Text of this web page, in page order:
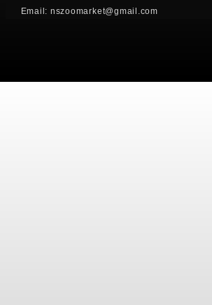
Email: nszoomarket@gmail.com